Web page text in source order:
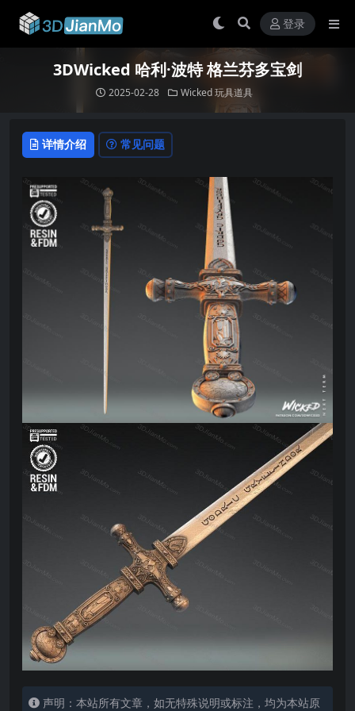
登录
3DWicked 哈利·波特 格兰芬多宝剑
2025-02-28 Wicked玩具道具
详情介绍 常见问题
声明：本站所有文章，如无特殊说明或标注，均为本站原